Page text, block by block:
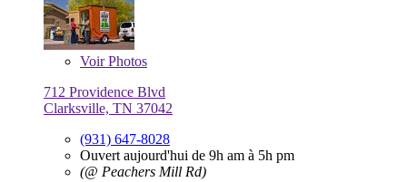
VoirPhotos
712 Providence Blvd
Clarksville, TN 37042
(931) 647-8028
Ouvert aujourd'hui de 9h am à 5h pm
(@ Peachers Mill Rd)